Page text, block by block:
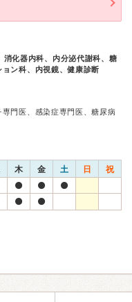
消化器内科、内分泌代謝科、糖
ン科、内視鏡、健康診断
門医、感染症専門医、糖尿病
木 金 土 日 祝